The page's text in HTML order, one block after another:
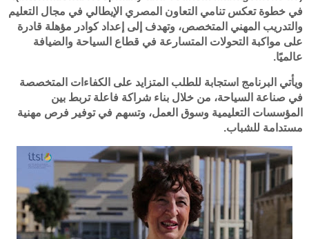
في خطوة تعكس تنامي التعاون المصري الإيطالي في مجال التعليم
والتدريب المهني المتخصص، وتهدف إلى إعداد كوادر مؤهلة قادرة
على مواكبة التحولات المتسارعة في قطاع السياحة والضيافة
عالميًا.
ويأتي البرنامج استجابة للطلب المتزايد على الكفاءات المتخصصة
في صناعة السياحة، من خلال بناء شراكة فاعلة تربط بين
المؤسسات التعليمية وسوق العمل، وتسهم في توفير فرص مهنية
مستدامة للشباب.